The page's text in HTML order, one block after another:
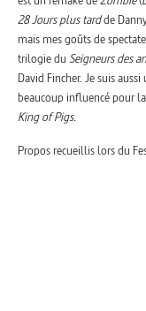
28 Jours plus tardde
mais mes goûts de
trilogie du Seigneurs des
David Fincher. Je suis
beaucoup influencé pour
King of Pigs.
Propos recueillis lors du